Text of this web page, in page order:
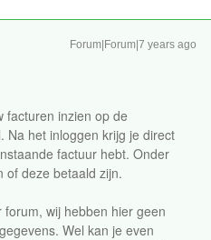
Forum|Forum|7 years ago
facturen inzien op de
Na het inloggen krijg je direct
factuur hebt. Onder
of deze betaald zijn.
wij hebben hier geen
Wel kan je even